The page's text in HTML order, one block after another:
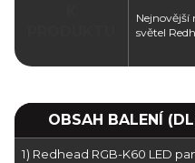
světel
OBSAH BALENÍ
1) Redhead RGB-K60 LED